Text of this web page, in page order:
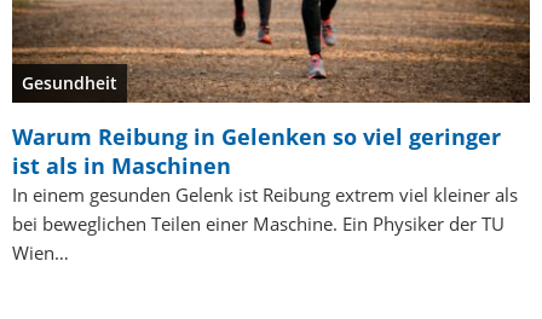
Gesundheit
Warum Reibung in Gelenken so viel geringer
ist als in Maschinen
In einem gesunden Gelenk ist Reibung extrem viel kleiner als
bei beweglichen Teilen einer Maschine. Ein Physiker der TU
Wien…